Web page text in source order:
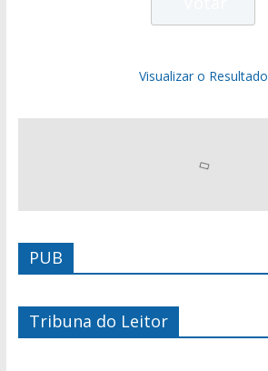
Visualizar o Resultado
PUB
Tribuna do Leitor